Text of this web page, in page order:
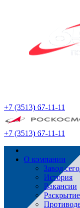
+7 (3513) 67-11-11
+7 (3513) 67-11-11
О компании
Завод
История
Вакансии